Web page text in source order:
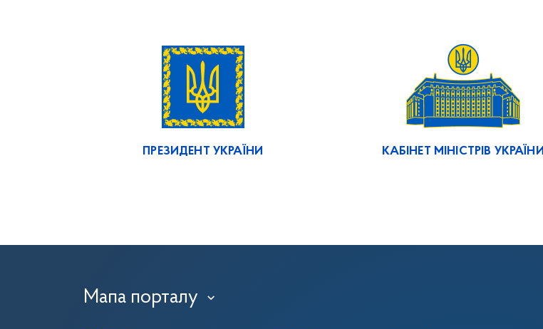
ПРЕЗИДЕНТ УКРАЇНИ КАБІНЕТ МІНІСТРІВ УКРАЇНИ
Мапа порталу ›